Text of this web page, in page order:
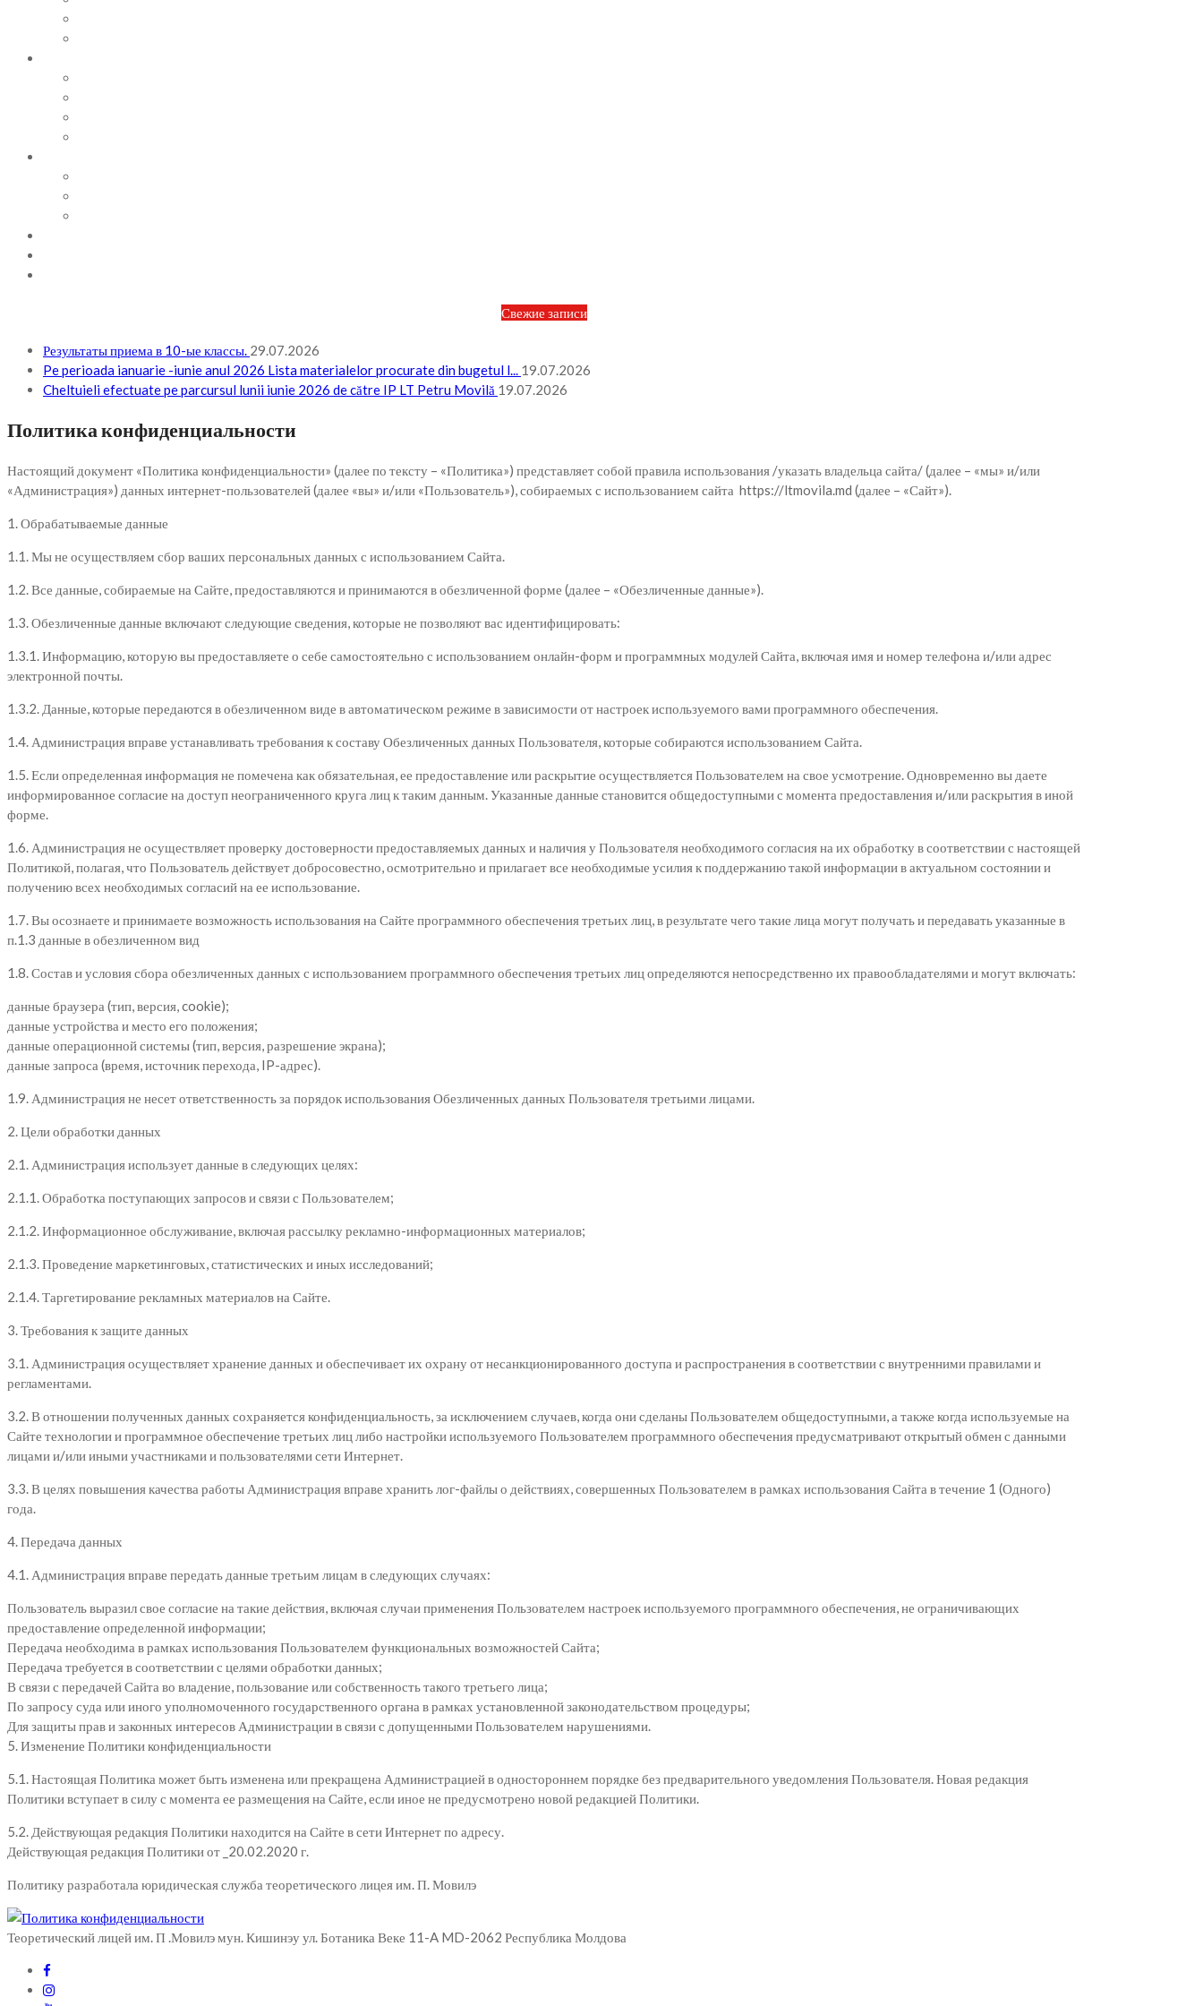
Свежие записи
Результаты приема в 10-ые классы. 29.07.2026
Pe perioada ianuarie -iunie anul 2026 Lista materialelor procurate din bugetul l... 19.07.2026
Cheltuieli efectuate pe parcursul lunii iunie 2026 de către IP LT Petru Movilă 19.07.2026
Политика конфиденциальности
Настоящий документ «Политика конфиденциальности» (далее по тексту – «Политика») представляет собой правила использования /указать владельца сайта/ (далее – «мы» и/или
«Администрация») данных интернет-пользователей (далее «вы» и/или «Пользователь»), собираемых с использованием сайта https://ltmovila.md (далее – «Сайт»).
1. Обрабатываемые данные
1.1. Мы не осуществляем сбор ваших персональных данных с использованием Сайта.
1.2. Все данные, собираемые на Сайте, предоставляются и принимаются в обезличенной форме (далее – «Обезличенные данные»).
1.3. Обезличенные данные включают следующие сведения, которые не позволяют вас идентифицировать:
1.3.1. Информацию, которую вы предоставляете о себе самостоятельно с использованием онлайн-форм и программных модулей Сайта, включая имя и номер телефона и/или адрес
электронной почты.
1.3.2. Данные, которые передаются в обезличенном виде в автоматическом режиме в зависимости от настроек используемого вами программного обеспечения.
1.4. Администрация вправе устанавливать требования к составу Обезличенных данных Пользователя, которые собираются использованием Сайта.
1.5. Если определенная информация не помечена как обязательная, ее предоставление или раскрытие осуществляется Пользователем на свое усмотрение. Одновременно вы даете
информированное согласие на доступ неограниченного круга лиц к таким данным. Указанные данные становится общедоступными с момента предоставления и/или раскрытия в иной
форме.
1.6. Администрация не осуществляет проверку достоверности предоставляемых данных и наличия у Пользователя необходимого согласия на их обработку в соответствии с настоящей
Политикой, полагая, что Пользователь действует добросовестно, осмотрительно и прилагает все необходимые усилия к поддержанию такой информации в актуальном состоянии и
получению всех необходимых согласий на ее использование.
1.7. Вы осознаете и принимаете возможность использования на Сайте программного обеспечения третьих лиц, в результате чего такие лица могут получать и передавать указанные в
п.1.3 данные в обезличенном вид
1.8. Состав и условия сбора обезличенных данных с использованием программного обеспечения третьих лиц определяются непосредственно их правообладателями и могут включать:
данные браузера (тип, версия, cookie);
данные устройства и место его положения;
данные операционной системы (тип, версия, разрешение экрана);
данные запроса (время, источник перехода, IP-адрес).
1.9. Администрация не несет ответственность за порядок использования Обезличенных данных Пользователя третьими лицами.
2. Цели обработки данных
2.1. Администрация использует данные в следующих целях:
2.1.1. Обработка поступающих запросов и связи с Пользователем;
2.1.2. Информационное обслуживание, включая рассылку рекламно-информационных материалов;
2.1.3. Проведение маркетинговых, статистических и иных исследований;
2.1.4. Таргетирование рекламных материалов на Сайте.
3. Требования к защите данных
3.1. Администрация осуществляет хранение данных и обеспечивает их охрану от несанкционированного доступа и распространения в соответствии с внутренними правилами и
регламентами.
3.2. В отношении полученных данных сохраняется конфиденциальность, за исключением случаев, когда они сделаны Пользователем общедоступными, а также когда используемые на
Сайте технологии и программное обеспечение третьих лиц либо настройки используемого Пользователем программного обеспечения предусматривают открытый обмен с данными
лицами и/или иными участниками и пользователями сети Интернет.
3.3. В целях повышения качества работы Администрация вправе хранить лог-файлы о действиях, совершенных Пользователем в рамках использования Сайта в течение 1 (Одного)
года.
4. Передача данных
4.1. Администрация вправе передать данные третьим лицам в следующих случаях:
Пользователь выразил свое согласие на такие действия, включая случаи применения Пользователем настроек используемого программного обеспечения, не ограничивающих
предоставление определенной информации;
Передача необходима в рамках использования Пользователем функциональных возможностей Сайта;
Передача требуется в соответствии с целями обработки данных;
В связи с передачей Сайта во владение, пользование или собственность такого третьего лица;
По запросу суда или иного уполномоченного государственного органа в рамках установленной законодательством процедуры;
Для защиты прав и законных интересов Администрации в связи с допущенными Пользователем нарушениями.
5. Изменение Политики конфиденциальности
5.1. Настоящая Политика может быть изменена или прекращена Администрацией в одностороннем порядке без предварительного уведомления Пользователя. Новая редакция
Политики вступает в силу с момента ее размещения на Сайте, если иное не предусмотрено новой редакцией Политики.
5.2. Действующая редакция Политики находится на Сайте в сети Интернет по адресу.
Действующая редакция Политики от _20.02.2020 г.
Политику разработала юридическая служба теоретического лицея им. П. Мовилэ
Теоретический лицей им. П .Мовилэ мун. Кишинэу ул. Ботаника Веке 11-A MD-2062 Республика Молдова